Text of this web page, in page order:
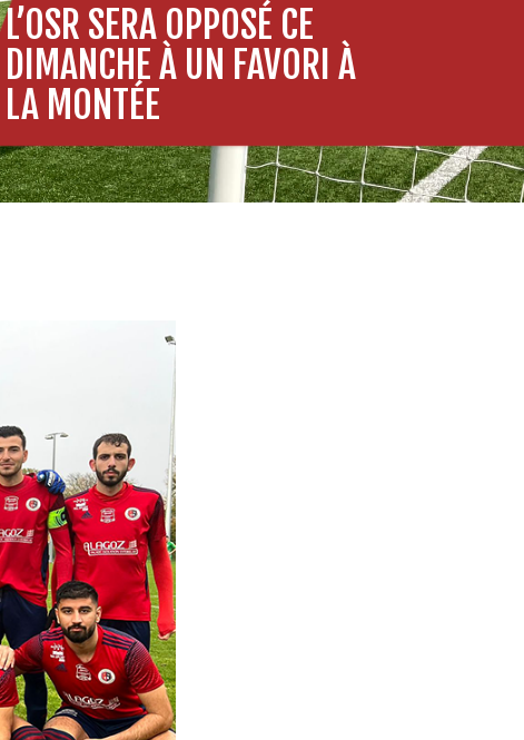
L’OSR SERA OPPOSÉ CE
DIMANCHE À UN FAVORI À
LA MONTÉE